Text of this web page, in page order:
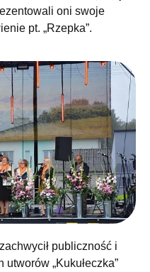
oni swoje
pt. „Rzepka”.
publiczność i
„Kukułeczka”